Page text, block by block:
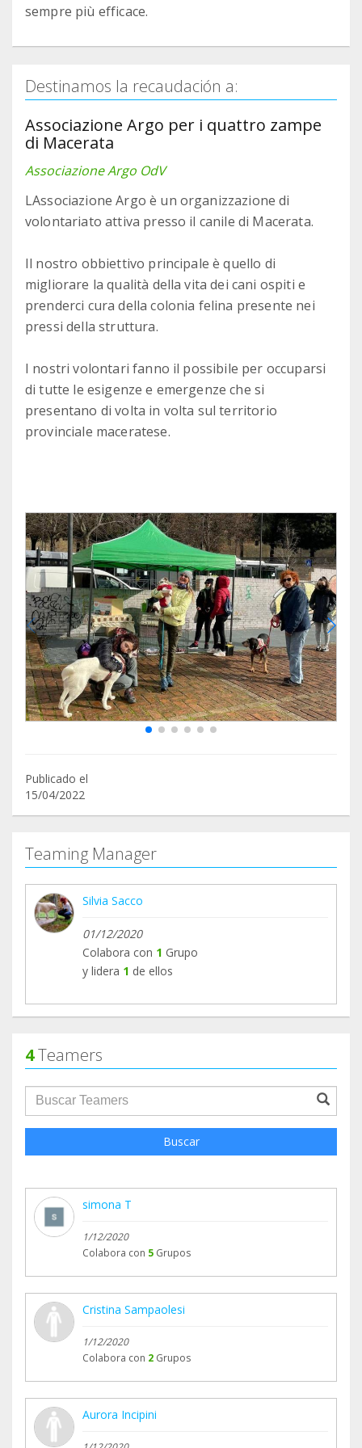
sempre più efficace.
Destinamos la recaudación a:
Associazione Argo per i quattro zampe
di Macerata
Associazione Argo OdV
LAssociazione Argo è un organizzazione di
volontariato attiva presso il canile di Macerata.
Il nostro obbiettivo principale è quello di
migliorare la qualità della vita dei cani ospiti e
prenderci cura della colonia felina presente nei
pressi della struttura.
I nostri volontari fanno il possibile per occuparsi
di tutte le esigenze e emergenze che si
presentano di volta in volta sul territorio
provinciale maceratese.
Publicado el
15/04/2022
Teaming Manager
Silvia Sacco
01/12/2020
Colabora con 1 Grupo
y lidera 1 de ellos
4Teamers
groupProfile.searchForm.search.text???
Buscar
simona T
1/12/2020
Colabora con 5 Grupos
Cristina Sampaolesi
1/12/2020
Colabora con 2 Grupos
Aurora Incipini